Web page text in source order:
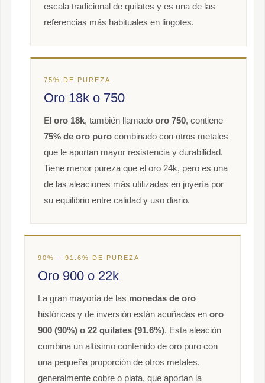
escala tradicional de quilates y es una de las
referencias más habituales en lingotes.
75% DE PUREZA
Oro 18k o 750
El oro 18k, también llamado oro 750, contiene
75% de oro puro combinado con otros metales
que le aportan mayor resistencia y durabilidad.
Tiene menor pureza que el oro 24k, pero es una
de las aleaciones más utilizadas en joyería por
su equilibrio entre calidad y uso diario.
90% – 91.6% DE PUREZA
Oro 900 o 22k
La gran mayoría de las monedas de oro
históricas y de inversión están acuñadas en oro
900 (90%) o 22 quilates (91.6%). Esta aleación
combina un altísimo contenido de oro puro con
una pequeña proporción de otros metales,
generalmente cobre o plata, que aportan la